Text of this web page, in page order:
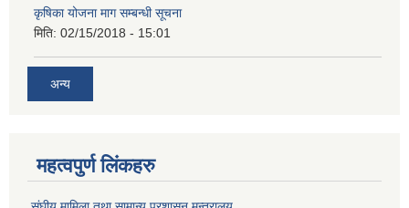
कृषिका योजना माग सम्बन्धी सूचना
मिति: 02/15/2018 - 15:01
अन्य
महत्वपुर्ण लिंकहरु